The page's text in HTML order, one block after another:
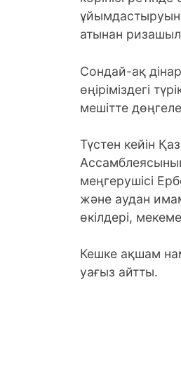
атынан
Сондай-ақ
өңіріміздегі
мешітте
Түстен кейін
меңгерушісі
және аудан
өкілдері,
Кешке ақшам
уағыз айтты.